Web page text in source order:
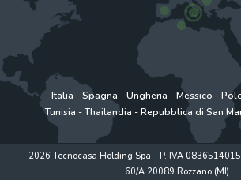
Italia -Spagna -Ungheria -Messico -
Tunisia -Thailandia -Repubblica di San
2026 Tecnocasa Holding Spa - P. IVA
60/A 20089 Rozzano (MI)